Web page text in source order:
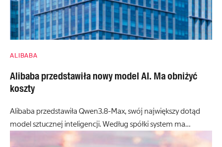
ALIBABA
Alibaba przedstawiła nowy model AI. Ma obniżyć
koszty
Alibaba przedstawiła Qwen3.8-Max, swój największy dotąd
model sztucznej inteligencji. Według spółki system ma…